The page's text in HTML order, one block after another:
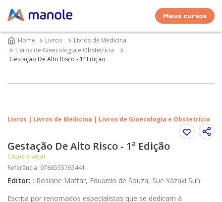
Meus cursos
Livros
Livros de Medicina
Livros de Ginecologia e Obstetrícia
Gestação De Alto Risco - 1ª Edição
Livros | Livros de Medicina | Livros de Ginecologia e Obstetrícia
Gestação De Alto Risco - 1ª Edição
Clique e veja!
Referência: 9786555765441
Editor: : Rosiane Mattar, Eduardo de Souza, Sue Yazaki Sun
Escrita por renomados especialistas que se dedicam à